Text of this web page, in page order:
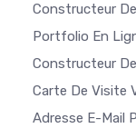
Constructeur
Portfolio En
Constructeur
Carte De Visite
Adresse E-Mail